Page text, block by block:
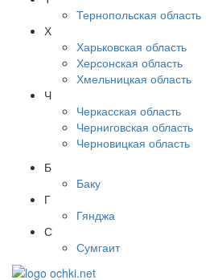
Тернопольская область
Х
Харьковская область
Херсонская область
Хмельницкая область
Ч
Черкасская область
Черниговская область
Черновицкая область
Б
Баку
Г
Гянджа
С
Сумгаит